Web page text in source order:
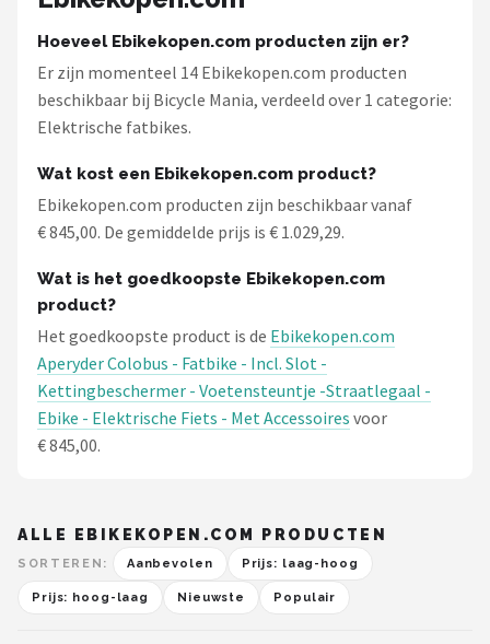
Hoeveel Ebikekopen.com producten zijn er?
Er zijn momenteel 14 Ebikekopen.com producten
beschikbaar bij Bicycle Mania, verdeeld over 1 categorie:
Elektrische fatbikes.
Wat kost een Ebikekopen.com product?
Ebikekopen.com producten zijn beschikbaar vanaf
€ 845,00. De gemiddelde prijs is € 1.029,29.
Wat is het goedkoopste Ebikekopen.com
product?
Het goedkoopste product is de Ebikekopen.com
Aperyder Colobus - Fatbike - Incl. Slot -
Kettingbeschermer - Voetensteuntje -Straatlegaal -
Ebike - Elektrische Fiets - Met Accessoires voor
€ 845,00.
ALLE EBIKEKOPEN.COM PRODUCTEN
SORTEREN: Aanbevolen Prijs: laag-hoog
Prijs: hoog-laag Nieuwste Populair